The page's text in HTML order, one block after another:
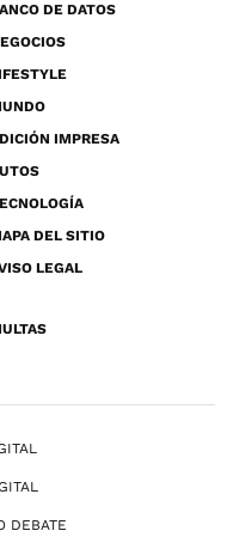
DE DATOS
IMPRESA
DEL SITIO
LEGAL
DEBATE